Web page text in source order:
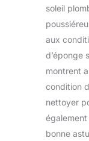
soleil
aux
d’éponge
montrent
condition
nettoyer
également
bonne